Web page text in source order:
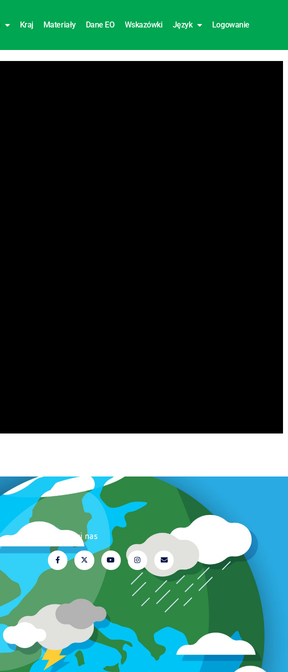
Kraj Materiały Dane EO Wskazówki Język Logowanie
Obserwuj nas